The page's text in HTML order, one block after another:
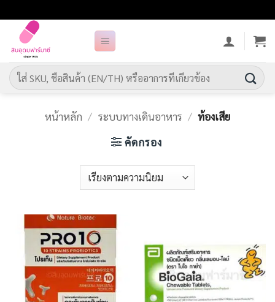
ไป
เนื้อหา
ค้นหา:
หน้าหลัก / ระบบทางเดินอาหาร / ท้องเสีย
คัดกรอง